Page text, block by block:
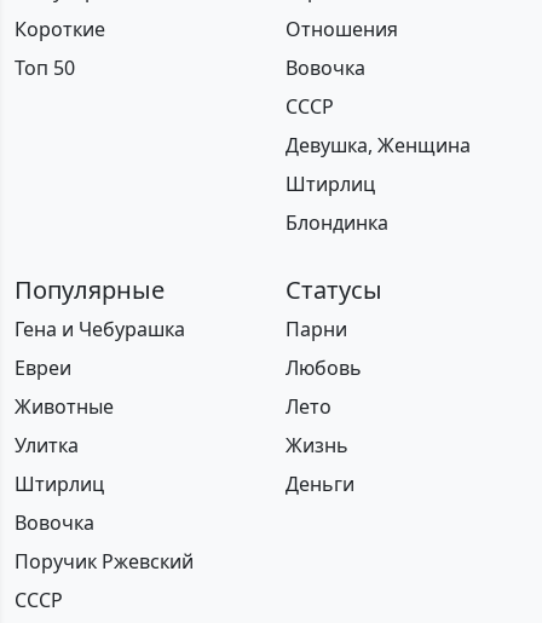
Короткие
Топ 50
Отношения
Вовочка
СССР
Девушка, Женщина
Штирлиц
Блондинка
Популярные
Гена и Чебурашка
Евреи
Животные
Улитка
Штирлиц
Вовочка
Поручик Ржевский
СССР
Статусы
Парни
Любовь
Лето
Жизнь
Деньги